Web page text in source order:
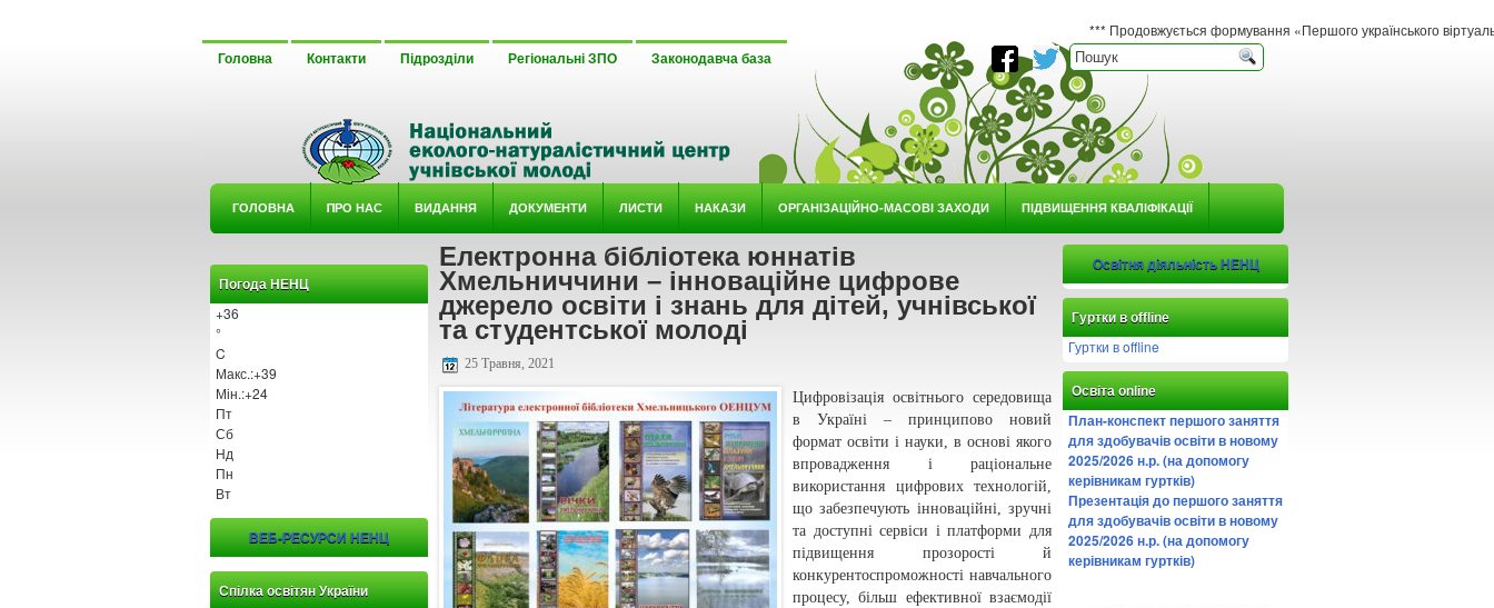
*** Продовжується формування «Першого українського віртуального
Головна Контакти Підрозділи Регіональні ЗПО Законодавча база
ГОЛОВНА ΠРО НАС ВИДАННЯ ДОКУМЕНТИ ЛИСТИ НАКАЗИ ОРГАНІЗАЦІЙНО-МАСОВІ ЗАХОДИ ПІДВИЩЕННЯ КВАЛІФІКАЦІЇ
Погода НЕНЦ
+36
°
C
Макс.:+39
Мін.:+24
Пт
Сб
Нд
Пн
Вт
ВЕБ-РЕСУРСИ НЕНЦ
Спілка освітян України
Електронна бібліотека юннатів
Хмельниччини – інноваційне цифрове
джерело освіти і знань для дітей, учнівської
та студентської молоді
25 Травня, 2021
Цифровізація освітнього середовища
в Україні – принципово новий
формат освіти і науки, в основі якого
впровадження і раціональне
використання цифрових технологій,
що забезпечують інноваційні, зручні
та доступні сервіси і платформи для
підвищення прозорості й
конкурентоспроможності навчального
процесу, більш ефективної взаємодії
Освітня діяльність НЕНЦ
Гуртки в offline
Гуртки в offline
Освіта online
План-конспект першого заняття
для здобувачів освіти в новому
2025/2026 н.р. (на допомогу
керівникам гуртків)
Презентація до першого заняття
для здобувачів освіти в новому
2025/2026 н.р. (на допомогу
керівникам гуртків)